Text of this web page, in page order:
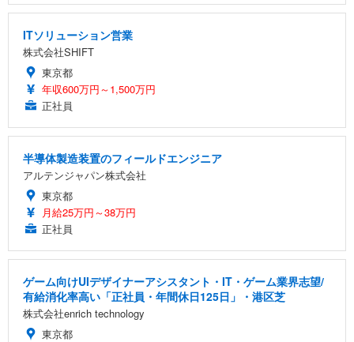
ITソリューション営業
株式会社SHIFT
東京都
年収600万円～1,500万円
正社員
半導体製造装置のフィールドエンジニア
アルテンジャパン株式会社
東京都
月給25万円～38万円
正社員
ゲーム向けUIデザイナーアシスタント・IT・ゲーム業界志望/
有給消化率高い「正社員・年間休日125日」・港区芝
株式会社enrich technology
東京都